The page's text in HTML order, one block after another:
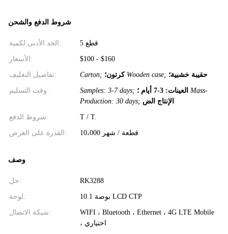
شروط الدفع والشحن
الحد الأدنى لكمية: 5 قطع
الأسعار: $100 - $160
تفاصيل التغليف: Carton; كرتون؛ Wooden case; حقيبة خشبية؛
وقت التسليم: Samples: 3-7 days; العينات: 3-7 أيام ؛ Mass-
Production: 30 days; الإنتاج الض
شروط الدفع: T / T.
القدرة على العرض: 10،000 قطعة / شهر
وصف
حل: RK3288
لوحة: 10.1 بوصة LCD CTP
شبكة الاتصال:
WIFI ، Bluetooth ، Ethernet ، 4G LTE Mobile
، اختياري